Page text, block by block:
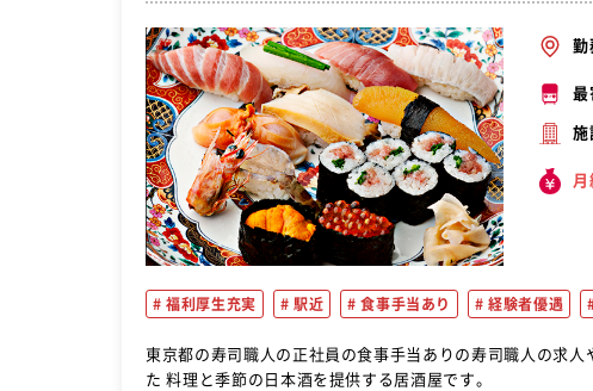
勤
最
施
月
福利厚生充実 駅近 食事手当あり 経験者優遇
東京都の寿司職人の正社員の食事手当ありの寿司職人の求人や転職情報おすすめ。 こだ
た 料理と季節の日本酒を提供する居酒屋です。